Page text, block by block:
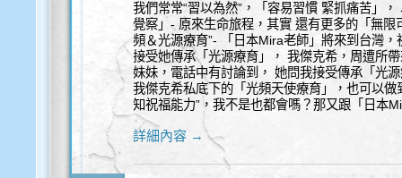
我們常常“習以為然”，「容易習慣 緊抓痛苦」
覺察」- 原來生命旅程，其實 還有更多的「無
頻＆光源療育”- 「日本Mira老師」將來到台灣
接受她傳承「光源療育」， 我傑克希，周遭所
妹妹，電話中有討論到， 她問我接受傳承「光
我傑克希私底下的「光頻天使療育」，也可以做
知祝福能力”，我不是也都會嗎？那又跟「日本
詳細內容 →